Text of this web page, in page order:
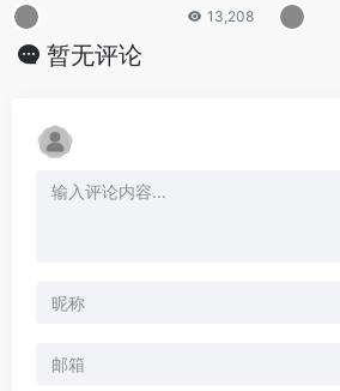
past year
13,208
暂无评论